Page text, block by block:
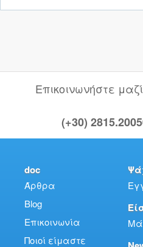
Επικοινωνήστε
(+30)
doc
Άρθρα
Blog
Επικοινωνία
Ποιοί είμαστε